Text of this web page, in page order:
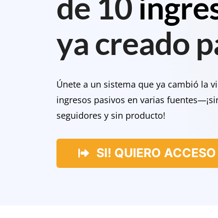
ya creado
Únete a un sistema que ya cambió la
ingresos pasivos en varias
seguidores y sin producto!
SI! QUIERO